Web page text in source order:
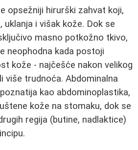
opsežniji hirurški zahvat koji,
uklanja i višak kože. Dok se
masno potkožno tkivo,
neophodna kada postoji
kože - najčešće nakon velikog
više trudnoća. Abdominalna
kao abdominoplastika,
kože na stomaku, dok se
regija (butine, nadlaktice)